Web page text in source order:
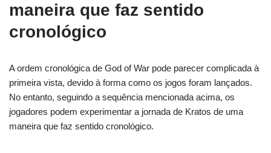
maneira que faz sentido
cronológico
A ordem cronológica de God of War pode parecer complicada à
primeira vista, devido à forma como os jogos foram lançados.
No entanto, seguindo a sequência mencionada acima, os
jogadores podem experimentar a jornada de Kratos de uma
maneira que faz sentido cronológico.